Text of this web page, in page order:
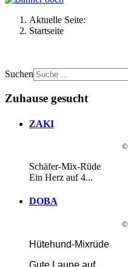
Aktuelle Seite:
Startseite
Suchen
Zuhause gesucht
ZAKI
©
Schäfer-Mix-Rüde
Ein Herz auf 4...
DOBA
©
Hütehund-Mixrüde
Gute Laune auf...